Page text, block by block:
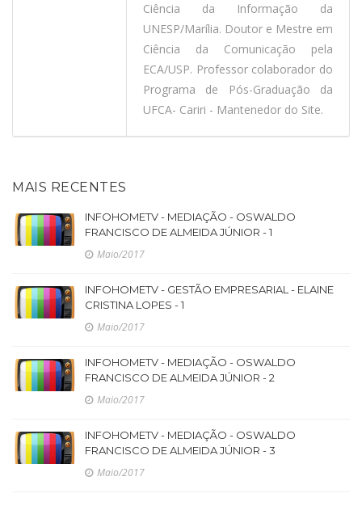
Ciência da Informação da
UNESP/Marília. Doutor e Mestre em
Ciência da Comunicação pela
ECA/USP. Professor colaborador do
Programa de Pós-Graduação da
UFCA- Cariri - Mantenedor do Site.
MAIS RECENTES
INFOHOMETV - MEDIAÇÃO - OSWALDO
FRANCISCO DE ALMEIDA JÚNIOR - 1
Maio/2017
INFOHOMETV - GESTÃO EMPRESARIAL - ELAINE
CRISTINA LOPES - 1
Maio/2017
INFOHOMETV - MEDIAÇÃO - OSWALDO
FRANCISCO DE ALMEIDA JÚNIOR - 2
Maio/2017
INFOHOMETV - MEDIAÇÃO - OSWALDO
FRANCISCO DE ALMEIDA JÚNIOR - 3
Maio/2017